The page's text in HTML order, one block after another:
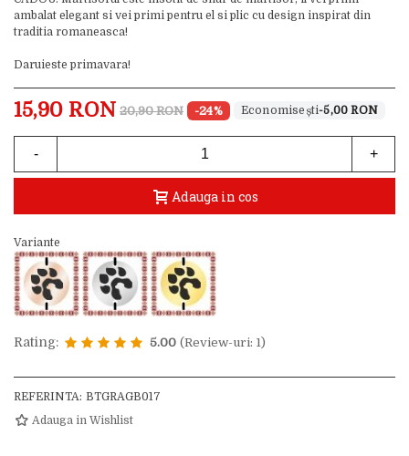
ambalat elegant si vei primi pentru el si plic cu design inspirat din
traditia romaneasca!
Daruieste primavara!
15,90 RON 20,90 RON -24% -5,00 RON
- +
Adauga in cos
Variante
Rating: 5.00 (Review-uri: 1)
REFERINTA: BTGRAGB017
Adauga in Wishlist